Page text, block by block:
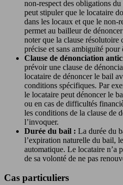
non-respect des obligations
peut stipuler que le locataire
dans les locaux et que le non-
permet au bailleur de
noter que la clause résolutoire
précise et sans ambiguïté pour
Clause de dénonciation
prévoir une clause de
locataire de dénoncer le bail
conditions spécifiques. Par
le locataire peut dénoncer le
ou en cas de difficultés
les conditions de la clause de
l’invoquer.
Durée du bail : La durée du
l’expiration naturelle du bail,
automatique. Le locataire n’a
de sa volonté de ne pas
Cas particuliers